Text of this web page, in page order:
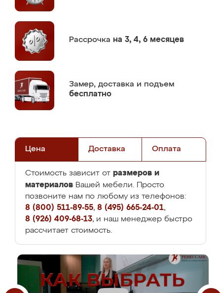
Рассрочка на 3, 4, 6 месяцев
Замер, доставка и подъем
бесплатно
Цена Доставка Оплата
Стоимость зависит от размеров и
материалов Вашей мебели. Просто
позвоните нам по любому из телефонов:
8 (800) 511-89-55, 8 (495) 665-24-01,
8 (926) 409-68-13, и наш менеджер быстро
рассчитает стоимость.